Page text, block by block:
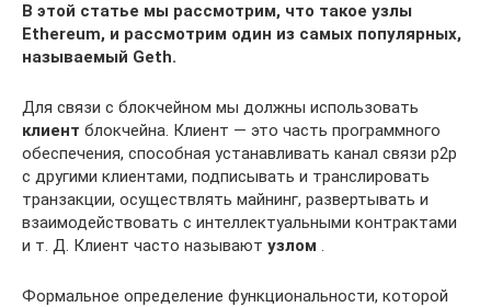
В этой статье мы рассмотрим, что такое узлы
Ethereum, и рассмотрим один из самых популярных,
называемый Geth.
Для связи с блокчейном мы должны использовать
клиент блокчейна. Клиент — это часть программного
обеспечения, способная устанавливать канал связи p2p
с другими клиентами, подписывать и транслировать
транзакции, осуществлять майнинг, развертывать и
взаимодействовать с интеллектуальными контрактами
и т. Д. Клиент часто называют узлом .
Формальное определение функциональности, которой